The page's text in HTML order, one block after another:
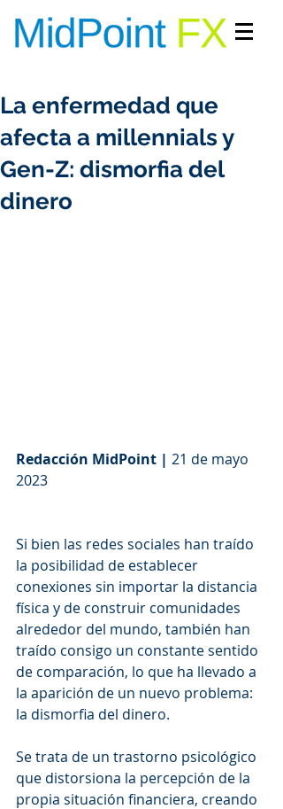
La enfermedad que
afecta a millennials y
Gen-Z: dismorfia del
dinero
Redacción MidPoint | 21 de mayo
2023
Si bien las redes sociales han traído
la posibilidad de establecer
conexiones sin importar la distancia
física y de construir comunidades
alrededor del mundo, también han
traído consigo un constante sentido
de comparación, lo que ha llevado a
la aparición de un nuevo problema:
la dismorfia del dinero.
Se trata de un trastorno psicológico
que distorsiona la percepción de la
propia situación financiera, creando